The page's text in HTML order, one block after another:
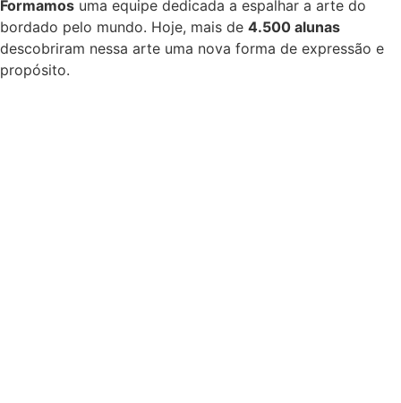
Formamos uma equipe dedicada a espalhar a arte do
bordado pelo mundo. Hoje, mais de 4.500 alunas
descobriram nessa arte uma nova forma de expressão e
propósito.